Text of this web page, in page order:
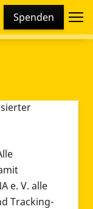
Spenden
und
und
e. V. alle
Tracking-